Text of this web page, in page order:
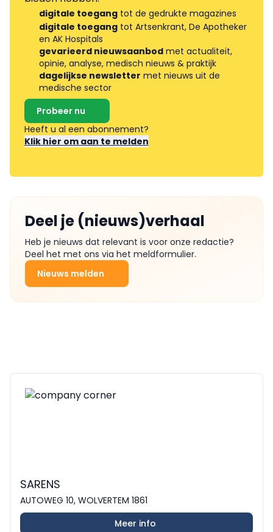
digitale toegang tot de gedrukte magazines
digitale toegang tot Artsenkrant, De Apotheker
en AK Hospitals
gevarieerd nieuwsaanbod met actualiteit,
opinie, analyse, medisch nieuws & praktijk
dagelijkse newsletter met nieuws uit de
medische sector
Probeer nu
Heeft u al een abonnement?
Klik hier om aan te melden
Deel je (nieuws)verhaal
Heb je nieuws dat relevant is voor onze redactie?
Deel het met ons via het meldformulier.
Nieuws melden
SARENS
AUTOWEG 10, WOLVERTEM 1861
Meer info